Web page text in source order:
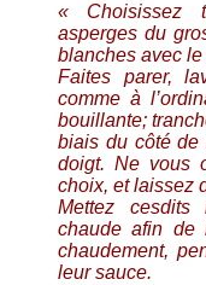
« Choisissez
asperges du
blanches avec
Faites parer,
comme à
bouillante;
biais du côté de
doigt. Ne vous
choix, et laissez
Mettez cesdits
chaude afin de
chaudement,
leur sauce.